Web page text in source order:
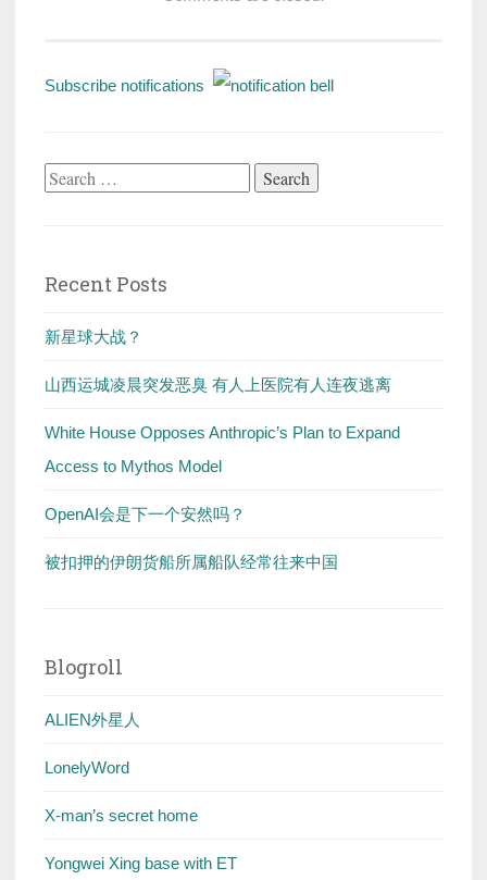
Subscribe notifications
Search
Recent Posts
新星球大战？
山西运城凌晨突发恶臭 有人上医院有人连夜逃离
White House Opposes Anthropic’s Plan to Expand
Access to Mythos Model
OpenAI会是下一个安然吗？
被扣押的伊朗货船所属船队经常往来中国
Blogroll
ALIEN外星人
LonelyWord
X-man’s secret home
Yongwei Xing base with ET